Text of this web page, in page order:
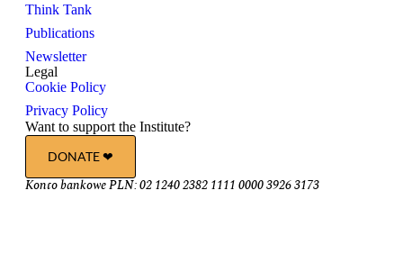
Think Tank
Publications
Newsletter
Legal
Cookie Policy
Privacy Policy
Want to support the Institute?
DONATE ❤︎
Konto bankowe PLN: 02 1240 2382 1111 0000 3926 3173